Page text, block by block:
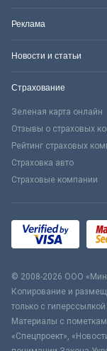
Реклама
Новости и статьи
Страхование
Зеленая карта онлайн
Отзывы о страховых
Рейтинг страховых
Страховка авто
Страховые компании
© 2008-2026 ООО
Копирование и
только с
Материалы с
«Спецпроект»,